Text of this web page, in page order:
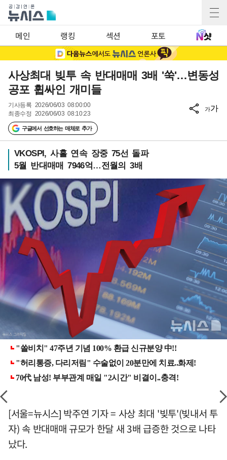
메인 랭킹 섹션 포토
사상최대 빚투 속 반대매매 3배 '쑥'…변동성
공포 휩싸인 개미들
기사등록 2026/06/03 08:00:00
최종수정 2026/06/03 08:10:23
구글에서 선호하는 매체로 추가
가가
VKOSPI, 사흘 연속 장중 75선 돌파
5월 반대매매 7946억…전월의 3배
[서울=뉴시스] 박주연 기자 = 사상 최대 '빚투'(빚내서 투
자) 속 반대매매 규모가 한달 새 3배 급증한 것으로 나타
났다.